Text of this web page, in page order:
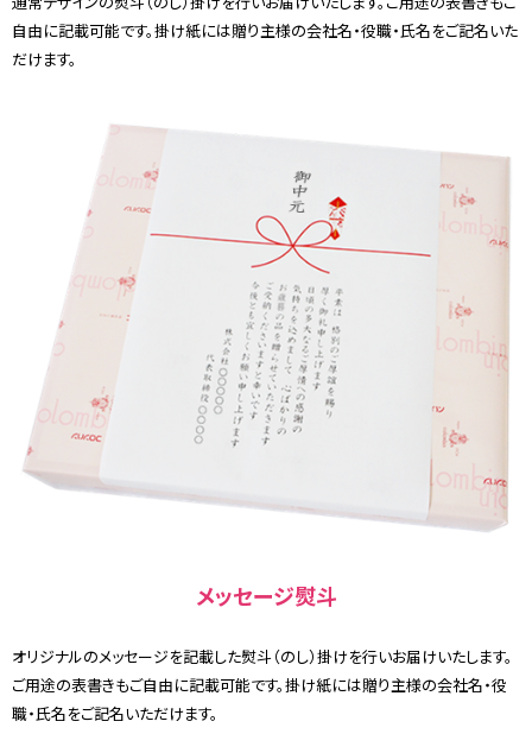
自由に記載可能です。掛け紙には贈り主様の会社名・役職・氏名をご記名いた
だけます。
メッセージ熨斗
オリジナルのメッセージを記載した熨斗（のし）掛けを行いお届けいたします。
ご用途の表書きもご自由に記載可能です。掛け紙には贈り主様の会社名・役
職・氏名をご記名いただけます。